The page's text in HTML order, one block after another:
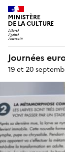
MINISTÈRE
DE LA CULTURE
Journées
19 et 20